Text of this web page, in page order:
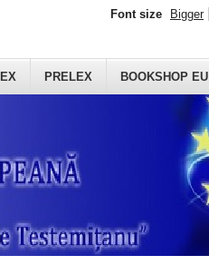
PRELEX BOOKSHOP EU
Font size Bigger